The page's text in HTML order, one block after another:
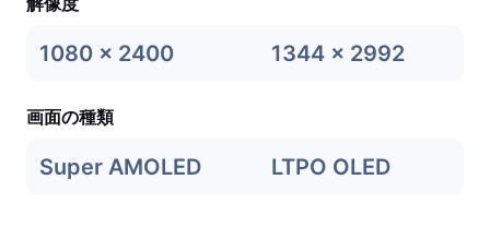
1080 x 2400 1344 x 2992
画面の種類
Super AMOLED LTPO OLED